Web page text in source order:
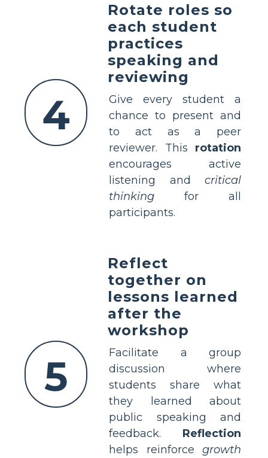
4
Rotate roles so
each student
practices
speaking and
reviewing
Give every student a
chance to present and
to act as a peer
reviewer. This rotation
encourages active
listening and critical
thinking for all
participants.
5
Reflect
together on
lessons learned
after the
workshop
Facilitate a group
discussion where
students share what
they learned about
public speaking and
feedback. Reflection
helps reinforce growth